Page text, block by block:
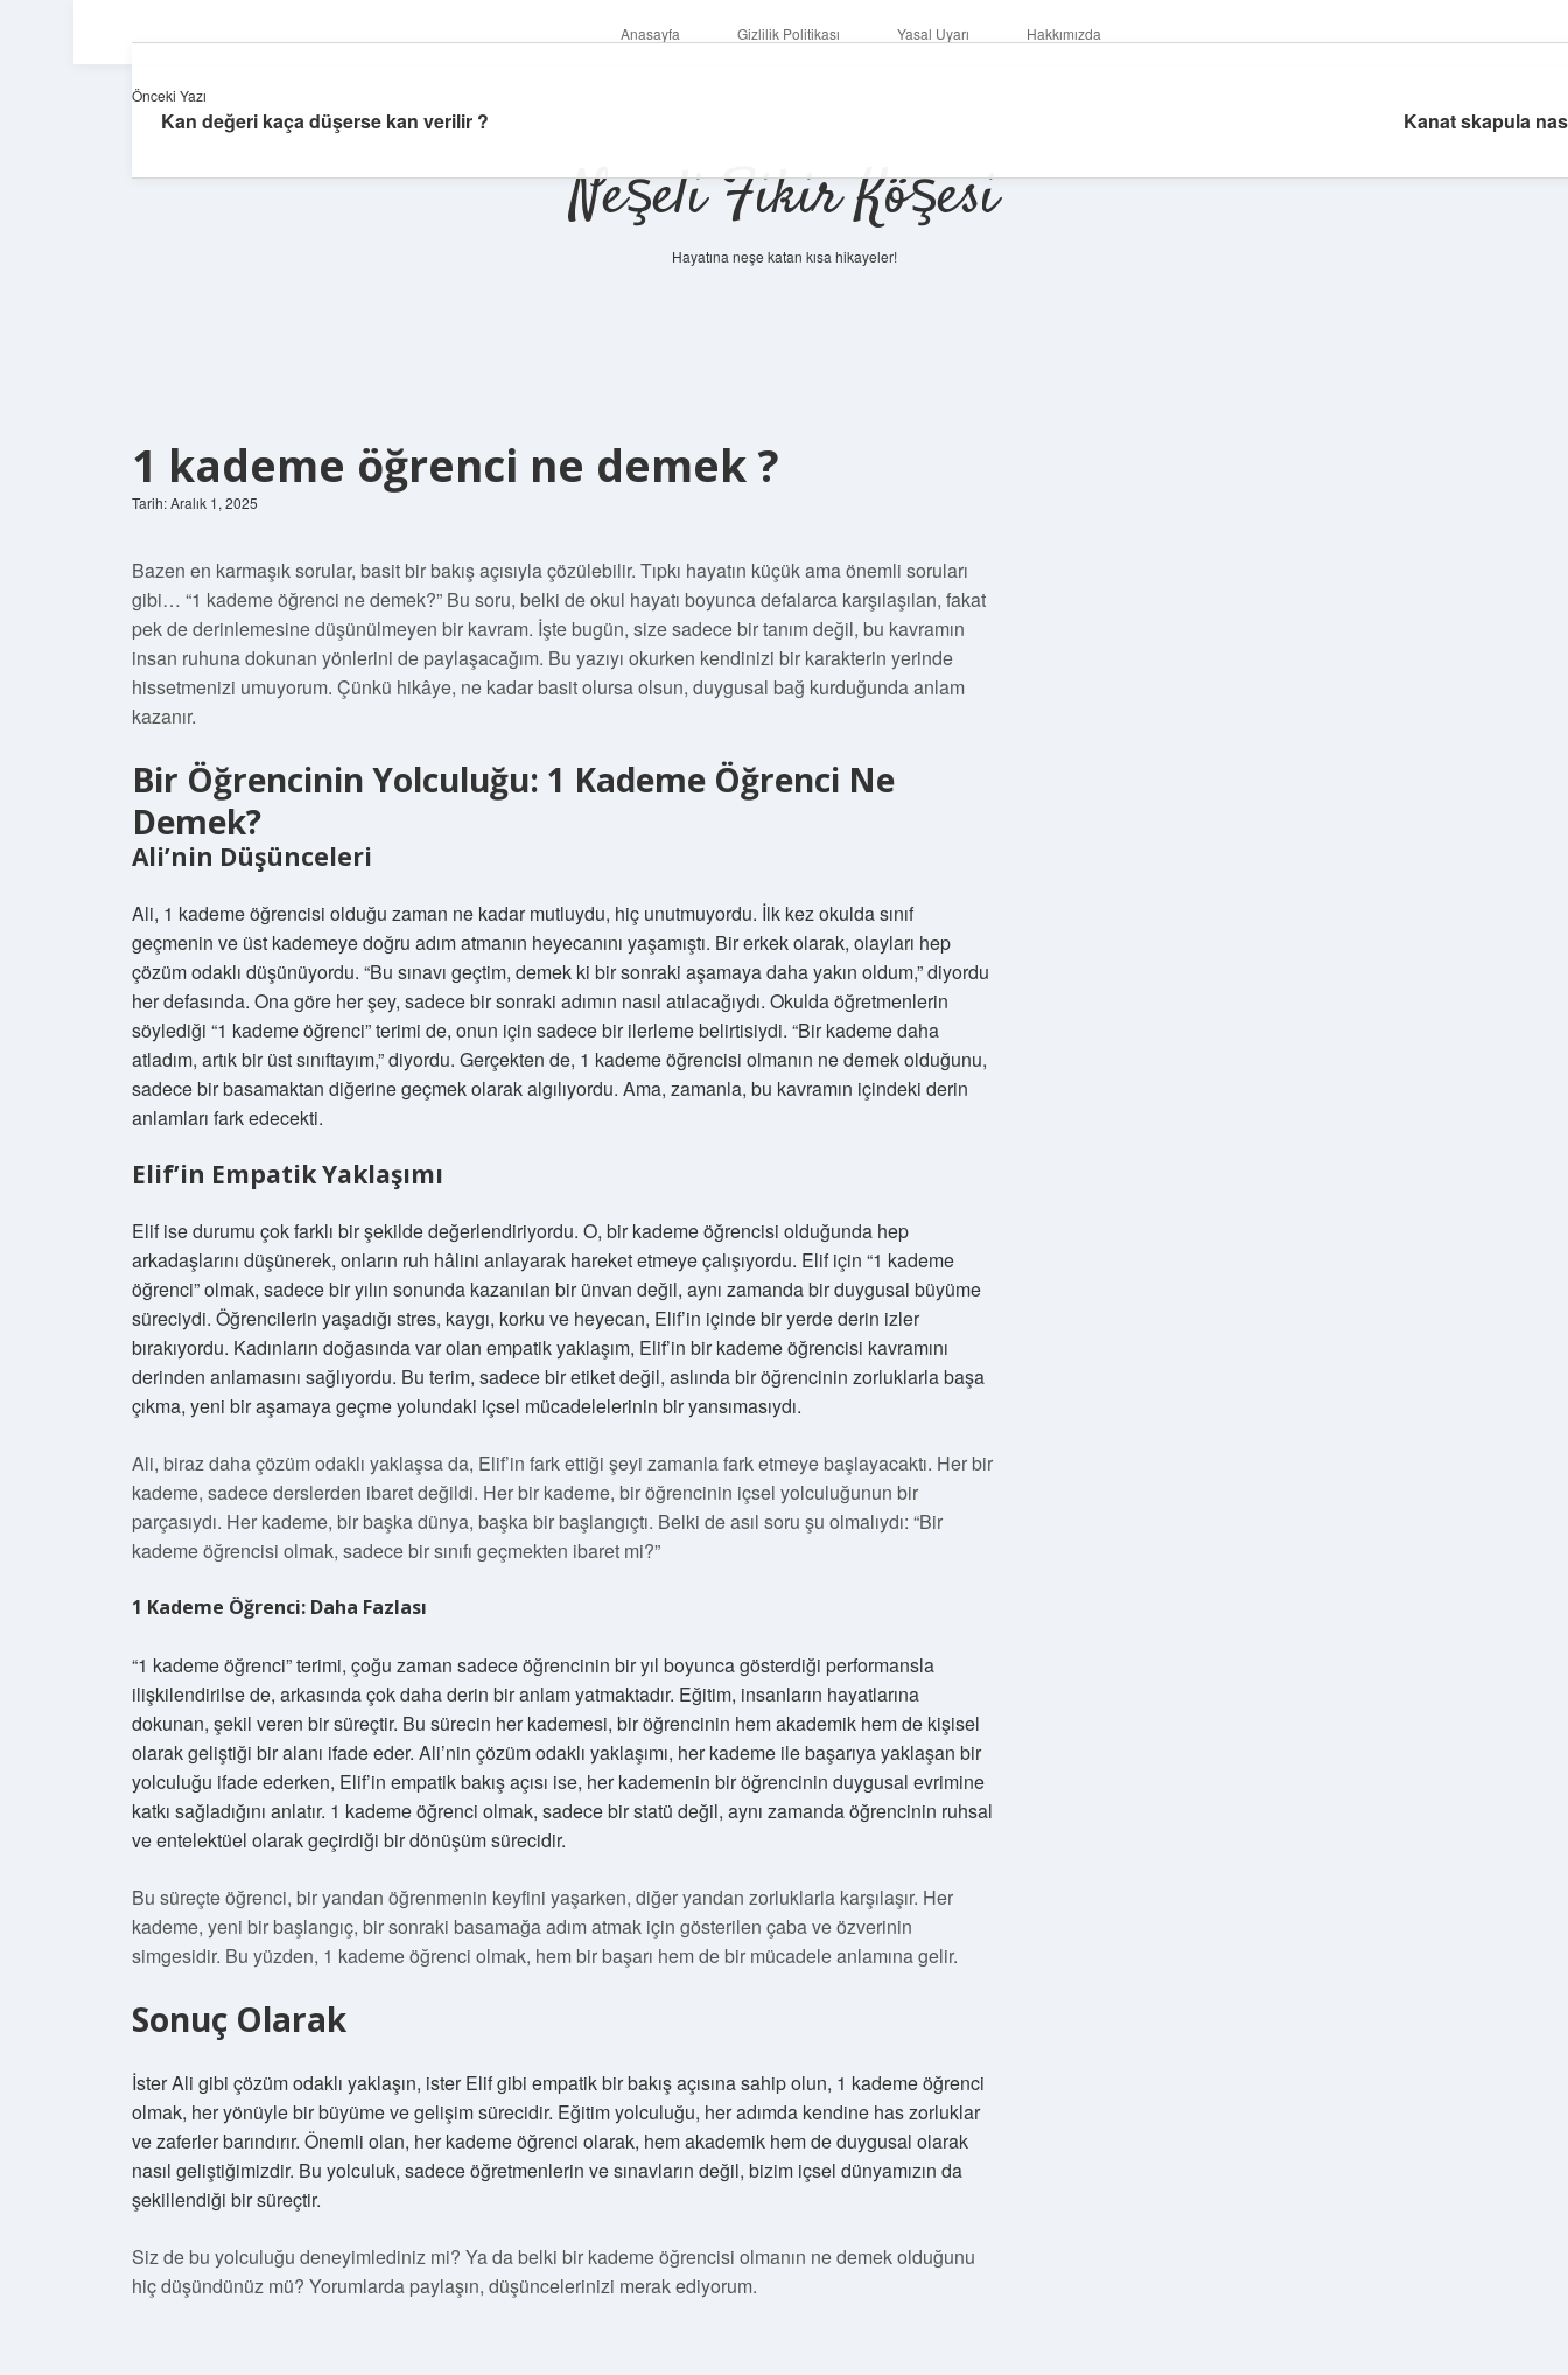
Anasayfa Gizlilik Politikası Yasal Uyarı Hakkımızda
Neşeli Fikir Köşesi
Hayatına neşe katan kısa hikayeler!
1 kademe öğrenci ne demek ?
Tarih: Aralık 1, 2025
Bazen en karmaşık sorular, basit bir bakış açısıyla çözülebilir. Tıpkı hayatın küçük ama önemli soruları
gibi… “1 kademe öğrenci ne demek?” Bu soru, belki de okul hayatı boyunca defalarca karşılaşılan, fakat
pek de derinlemesine düşünülmeyen bir kavram. İşte bugün, size sadece bir tanım değil, bu kavramın
insan ruhuna dokunan yönlerini de paylaşacağım. Bu yazıyı okurken kendinizi bir karakterin yerinde
hissetmenizi umuyorum. Çünkü hikâye, ne kadar basit olursa olsun, duygusal bağ kurduğunda anlam
kazanır.
Bir Öğrencinin Yolculuğu: 1 Kademe Öğrenci Ne
Demek?
Ali’nin Düşünceleri
Ali, 1 kademe öğrencisi olduğu zaman ne kadar mutluydu, hiç unutmuyordu. İlk kez okulda sınıf
geçmenin ve üst kademeye doğru adım atmanın heyecanını yaşamıştı. Bir erkek olarak, olayları hep
çözüm odaklı düşünüyordu. “Bu sınavı geçtim, demek ki bir sonraki aşamaya daha yakın oldum,” diyordu
her defasında. Ona göre her şey, sadece bir sonraki adımın nasıl atılacağıydı. Okulda öğretmenlerin
söylediği “1 kademe öğrenci” terimi de, onun için sadece bir ilerleme belirtisiydi. “Bir kademe daha
atladım, artık bir üst sınıftayım,” diyordu. Gerçekten de, 1 kademe öğrencisi olmanın ne demek olduğunu,
sadece bir basamaktan diğerine geçmek olarak algılıyordu. Ama, zamanla, bu kavramın içindeki derin
anlamları fark edecekti.
Elif’in Empatik Yaklaşımı
Elif ise durumu çok farklı bir şekilde değerlendiriyordu. O, bir kademe öğrencisi olduğunda hep
arkadaşlarını düşünerek, onların ruh hâlini anlayarak hareket etmeye çalışıyordu. Elif için “1 kademe
öğrenci” olmak, sadece bir yılın sonunda kazanılan bir ünvan değil, aynı zamanda bir duygusal büyüme
süreciydi. Öğrencilerin yaşadığı stres, kaygı, korku ve heyecan, Elif’in içinde bir yerde derin izler
bırakıyordu. Kadınların doğasında var olan empatik yaklaşım, Elif’in bir kademe öğrencisi kavramını
derinden anlamasını sağlıyordu. Bu terim, sadece bir etiket değil, aslında bir öğrencinin zorluklarla başa
çıkma, yeni bir aşamaya geçme yolundaki içsel mücadelelerinin bir yansımasıydı.
Ali, biraz daha çözüm odaklı yaklaşsa da, Elif’in fark ettiği şeyi zamanla fark etmeye başlayacaktı. Her bir
kademe, sadece derslerden ibaret değildi. Her bir kademe, bir öğrencinin içsel yolculuğunun bir
parçasıydı. Her kademe, bir başka dünya, başka bir başlangıçtı. Belki de asıl soru şu olmalıydı: “Bir
kademe öğrencisi olmak, sadece bir sınıfı geçmekten ibaret mi?”
1 Kademe Öğrenci: Daha Fazlası
“1 kademe öğrenci” terimi, çoğu zaman sadece öğrencinin bir yıl boyunca gösterdiği performansla
ilişkilendirilse de, arkasında çok daha derin bir anlam yatmaktadır. Eğitim, insanların hayatlarına
dokunan, şekil veren bir süreçtir. Bu sürecin her kademesi, bir öğrencinin hem akademik hem de kişisel
olarak geliştiği bir alanı ifade eder. Ali’nin çözüm odaklı yaklaşımı, her kademe ile başarıya yaklaşan bir
yolculuğu ifade ederken, Elif’in empatik bakış açısı ise, her kademenin bir öğrencinin duygusal evrimine
katkı sağladığını anlatır. 1 kademe öğrenci olmak, sadece bir statü değil, aynı zamanda öğrencinin ruhsal
ve entelektüel olarak geçirdiği bir dönüşüm sürecidir.
Bu süreçte öğrenci, bir yandan öğrenmenin keyfini yaşarken, diğer yandan zorluklarla karşılaşır. Her
kademe, yeni bir başlangıç, bir sonraki basamağa adım atmak için gösterilen çaba ve özverinin
simgesidir. Bu yüzden, 1 kademe öğrenci olmak, hem bir başarı hem de bir mücadele anlamına gelir.
Sonuç Olarak
İster Ali gibi çözüm odaklı yaklaşın, ister Elif gibi empatik bir bakış açısına sahip olun, 1 kademe öğrenci
olmak, her yönüyle bir büyüme ve gelişim sürecidir. Eğitim yolculuğu, her adımda kendine has zorluklar
ve zaferler barındırır. Önemli olan, her kademe öğrenci olarak, hem akademik hem de duygusal olarak
nasıl geliştiğimizdir. Bu yolculuk, sadece öğretmenlerin ve sınavların değil, bizim içsel dünyamızın da
şekillendiği bir süreçtir.
Siz de bu yolculuğu deneyimlediniz mi? Ya da belki bir kademe öğrencisi olmanın ne demek olduğunu
hiç düşündünüz mü? Yorumlarda paylaşın, düşüncelerinizi merak ediyorum.
Önceki Yazı
Kan değeri kaça düşerse kan verilir ? Kanat skapula